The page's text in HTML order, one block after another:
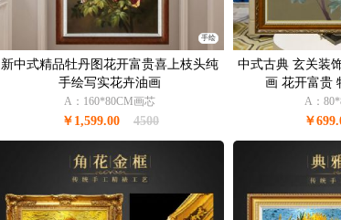
手绘
新中式精品牡丹图花开富贵喜上枝头纯
手绘写实花卉油画
A：160*80CM画芯
￥1,599.00 4500
中式古典 玄关装
画 花开富贵
A：
￥